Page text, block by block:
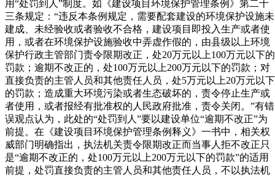
用“处罚到人”制度。如《建设项目环境保护管理条例》第二十
三条规定：“违反本条例规定，需要配套建设的环境保护设施未
建成、未经验收或者验收不合格，建设项目即投入生产或者使
用，或者在环境保护设施验收中弄虚作假的，由县级以上环境
保护行政主管部门责令限期改正，处20万元以上100万元以下的
罚款；逾期不改正的，处100万元以上200万元以下的罚款；对
直接负责的主管人员和其他责任人员，处5万元以上20万元以下
的罚款；造成重大环境污染或者生态破坏的，责令停止生产或
者使用，或者报经有批准权的人民政府批准，责令关闭。”有错
误观点认为，此处的“处罚到人”要以建设单位“逾期不改正”为
前提。在《建设项目环境保护管理条例释义》一书中，相关权
威部门明确指出，执法机关责令限期改正而当事人拒不改正只
是“逾期不改正的，处100万元以上200万元以下的罚款”的适用
前提，处罚直接负责的主管人员和其他责任人员，不以执法机